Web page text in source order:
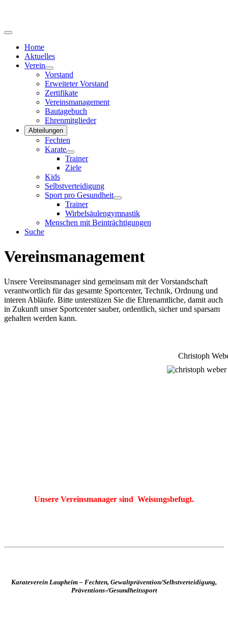
Home
Aktuelles
Verein
Vorstand
Erweiteter Vorstand
Zertifikate
Vereinsmanagement
Bautagebuch
Ehrenmitglieder
Abteilungen
Fechten
Karate
Trainer
Ziele
Kids
Selbstverteidigung
Sport pro Gesundheit
Trainer
Wirbelsäulengymnastik
Menschen mit Beinträchtigungen
Suche
Vereinsmanagement
Unsere Vereinsmanager sind gemeinsam mit der Vorstandschaft
verantwortlich für das gesamte Sportcenter, Technik, Ordnung und
interen Abläufe. Bitte unterstüzen Sie die Ehrenamtliche, damit auch
in Zukunft unser Sportcenter sauber, ordentlich, sicher und sparsam
gehalten werden kann.
Christoph
Unsere Vereinsmanager sind Weisungsbefugt.
Karateverein Laupheim – Fechten, Gewaltprävention/Selbstverteidigung,
Präventions-/Gesundheitssport